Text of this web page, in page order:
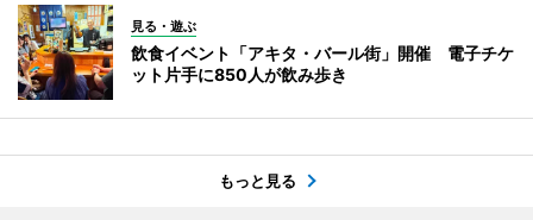
見る・遊ぶ
飲食イベント「アキタ・バール街」開催 電子チケ
ット片手に850人が飲み歩き
もっと見る